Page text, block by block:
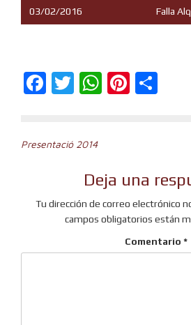
03/02/2016 Falla
Facebook
Twitter
Navegación
entradas
Presentació 2014
Deja una
Tu dirección de correo electrónico
campos obligatorios están
Comentario *